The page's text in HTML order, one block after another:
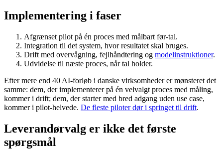
Implementering i faser
Afgrænset pilot på én proces med målbart før-tal.
Integration til det system, hvor resultatet skal bruges.
Drift med overvågning, fejlhåndtering og modelinstruktioner.
Udvidelse til næste proces, når tal holder.
Efter mere end 40 AI-forløb i danske virksomheder er mønsteret det
samme: dem, der implementerer på én velvalgt proces med måling,
kommer i drift; dem, der starter med bred adgang uden use case,
kommer i pilot-helvede. De fleste piloter dør i springet til drift.
Leverandørvalg er ikke det første
spørgsmål